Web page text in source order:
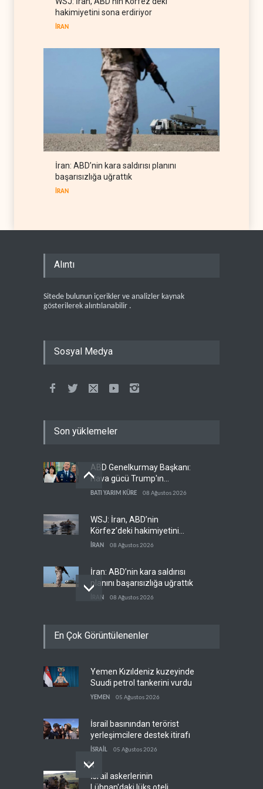
Hürmüz Boğazı denetimini
doğrudan İran ve Umman'a
hakimiyetini sona erdiriyor
İRAN
İran: ABD’nin kara saldırısı planını
başarısızlığa uğrattık
İRAN
Alıntı
Sitede bulunun içerikler ve analizler kaynak
gösterilerek alıntılanabilir .
Sosyal Medya
Son yüklemeler
ABD Genelkurmay Başkanı:
Hava gücü Trump'ın
hedeflerine yetmez
BATI YARIM KÜRE 08 Ağustos 2026
WSJ: İran, ABD’nin
Körfez’deki hakimiyetini
sona erdiriyor
İRAN 08 Ağustos 2026
İran: ABD’nin kara saldırısı
planını başarısızlığa uğrattık
İRAN 08 Ağustos 2026
‘silahsızlandırılmasını’ kim
Bekai'den Trump’a ‘savaş
ganimeti’ yanıtı: Önce savaşı
kazan 08 Ağustos 2026
En Çok Görüntülenenler
Yemen Kızıldeniz kuzeyinde
Suudi petrol tankerini vurdu
YEMEN 05 Ağustos 2026
İsrail basınından terörist
yerleşimcilere destek itirafı
İSRAİL 05 Ağustos 2026
İsrail askerlerinin